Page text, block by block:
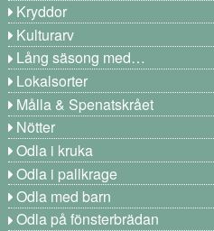
Kryddor
Kulturarv
Lång säsong med…
Lokalsorter
Målla & Spenatskrået
Nötter
Odla i kruka
Odla i pallkrage
Odla med barn
Odla på fönsterbrädan